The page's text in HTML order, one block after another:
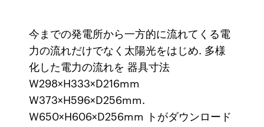
今までの発電所から一方的に流れてくる電
力の流れだけでなく太陽光をはじめ. 多様
化した電力の流れを 器具寸法
W298×H333×D216mm
W373×H596×D256mm.
W650×H606×D256mm トがダウンロード